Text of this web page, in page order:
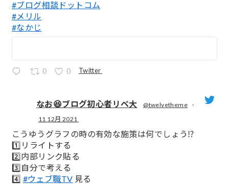
#ブログ相談ドットコム
#メリル
#なかじ
0 0 Twitter
なお😆ブログ初心者リベ大 @twelvetheme
·
11 12月 2021
こうゆうグラフの時の有効な施策は何でしょう⁉️
1️⃣リライトする
2️⃣内部リンク貼る
3️⃣自分で考える
4️⃣ #ウェブ職TV 見る